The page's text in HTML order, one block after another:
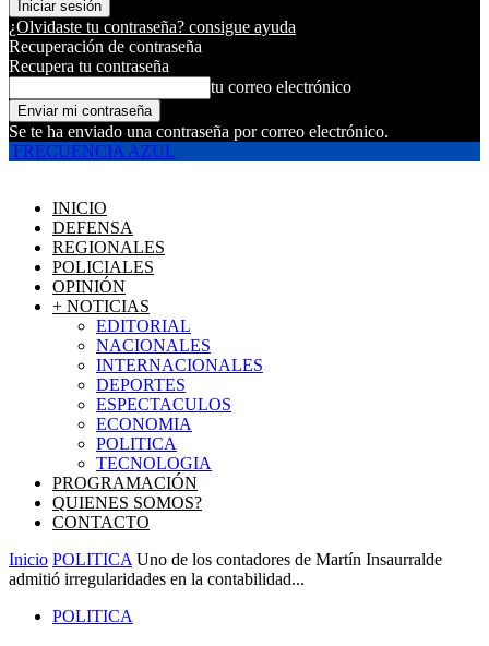
¿Olvidaste tu contraseña? consigue ayuda
Recuperación de contraseña
Recupera tu contraseña
tu correo electrónico
Se te ha enviado una contraseña por correo electrónico.
FRECUENCIA AZUL
INICIO
DEFENSA
REGIONALES
POLICIALES
OPINIÓN
+ NOTICIAS
EDITORIAL
NACIONALES
INTERNACIONALES
DEPORTES
ESPECTACULOS
ECONOMIA
POLITICA
TECNOLOGIA
PROGRAMACIÓN
QUIENES SOMOS?
CONTACTO
Inicio POLITICA Uno de los contadores de Martín Insaurralde
admitió irregularidades en la contabilidad...
POLITICA